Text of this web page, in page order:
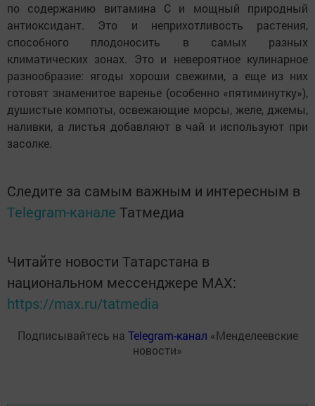
по содержанию витамина С и мощный природный
антиоксидант. Это и неприхотливость растения,
способного плодоносить в самых разных
климатических зонах. Это и невероятное кулинарное
разнообразие: ягоды хороши свежими, а еще из них
готовят знаменитое варенье (особенно «пятиминутку»),
душистые компоты, освежающие морсы, желе, джемы,
наливки, а листья добавляют в чай и используют при
засолке.
Следите за самым важным и интересным в
Telegram-канале Татмедиа
Читайте новости Татарстана в
национальном мессенджере MАХ:
https://max.ru/tatmedia
Подписывайтесь на Telegram-канал «Менделеевские
новости»